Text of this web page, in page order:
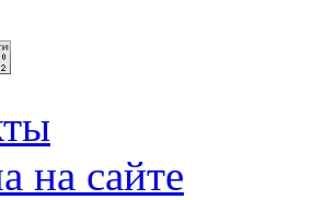
на сайте